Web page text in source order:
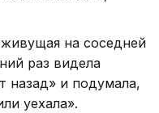
на соседней
раз видела
назад» и подумала,
уехала».